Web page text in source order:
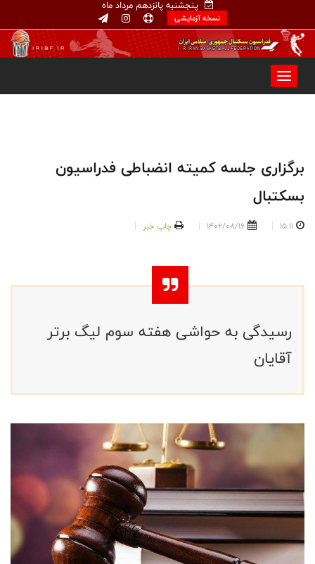
پنجشنبه پانزدهم مرداد ماه
نسخه آزمایشی
برگزاری جلسه کمیته انضباطی فدراسیون
بسکتبال
15:11
1402/08/16 چاپ خبر
رسیدگی به حواشی هفته سوم لیگ برتر
آقایان